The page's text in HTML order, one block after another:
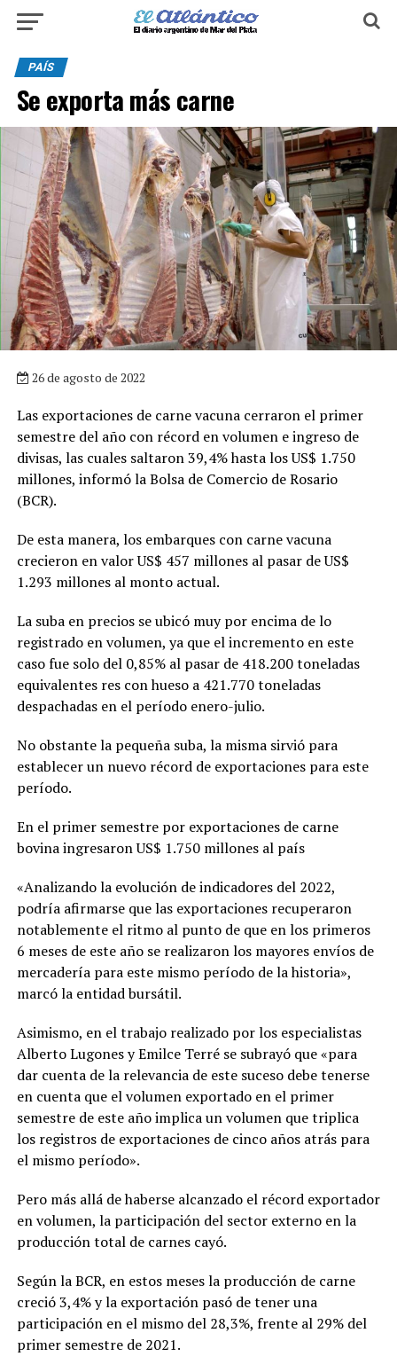
PAÍS
Se exporta más carne
26 de agosto de 2022
Las exportaciones de carne vacuna cerraron el primer
semestre del año con récord en volumen e ingreso de
divisas, las cuales saltaron 39,4% hasta los US$ 1.750
millones, informó la Bolsa de Comercio de Rosario
(BCR).
De esta manera, los embarques con carne vacuna
crecieron en valor US$ 457 millones al pasar de US$
1.293 millones al monto actual.
La suba en precios se ubicó muy por encima de lo
registrado en volumen, ya que el incremento en este
caso fue solo del 0,85% al pasar de 418.200 toneladas
equivalentes res con hueso a 421.770 toneladas
despachadas en el período enero-julio.
No obstante la pequeña suba, la misma sirvió para
establecer un nuevo récord de exportaciones para este
período.
En el primer semestre por exportaciones de carne
bovina ingresaron US$ 1.750 millones al país
«Analizando la evolución de indicadores del 2022,
podría afirmarse que las exportaciones recuperaron
notablemente el ritmo al punto de que en los primeros
6 meses de este año se realizaron los mayores envíos de
mercadería para este mismo período de la historia»,
marcó la entidad bursátil.
Asimismo, en el trabajo realizado por los especialistas
Alberto Lugones y Emilce Terré se subrayó que «para
dar cuenta de la relevancia de este suceso debe tenerse
en cuenta que el volumen exportado en el primer
semestre de este año implica un volumen que triplica
los registros de exportaciones de cinco años atrás para
el mismo período».
Pero más allá de haberse alcanzado el récord exportador
en volumen, la participación del sector externo en la
producción total de carnes cayó.
Según la BCR, en estos meses la producción de carne
creció 3,4% y la exportación pasó de tener una
participación en el mismo del 28,3%, frente al 29% del
primer semestre de 2021.